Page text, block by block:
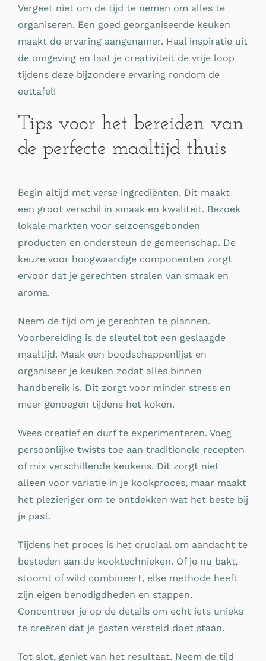
Vergeet niet om de tijd te nemen om alles te
organiseren. Een goed georganiseerde keuken
maakt de ervaring aangenamer. Haal inspiratie uit
de omgeving en laat je creativiteit de vrije loop
tijdens deze bijzondere ervaring rondom de
eettafel!
Tips voor het bereiden van
de perfecte maaltijd thuis
Begin altijd met verse ingrediënten. Dit maakt
een groot verschil in smaak en kwaliteit. Bezoek
lokale markten voor seizoensgebonden
producten en ondersteun de gemeenschap. De
keuze voor hoogwaardige componenten zorgt
ervoor dat je gerechten stralen van smaak en
aroma.
Neem de tijd om je gerechten te plannen.
Voorbereiding is de sleutel tot een geslaagde
maaltijd. Maak een boodschappenlijst en
organiseer je keuken zodat alles binnen
handbereik is. Dit zorgt voor minder stress en
meer genoegen tijdens het koken.
Wees creatief en durf te experimenteren. Voeg
persoonlijke twists toe aan traditionele recepten
of mix verschillende keukens. Dit zorgt niet
alleen voor variatie in je kookproces, maar maakt
het plezieriger om te ontdekken wat het beste bij
je past.
Tijdens het proces is het cruciaal om aandacht te
besteden aan de kooktechnieken. Of je nu bakt,
stoomt of wild combineert, elke methode heeft
zijn eigen benodigdheden en stappen.
Concentreer je op de details om echt iets unieks
te creëren dat je gasten versteld doet staan.
Tot slot, geniet van het resultaat. Neem de tijd